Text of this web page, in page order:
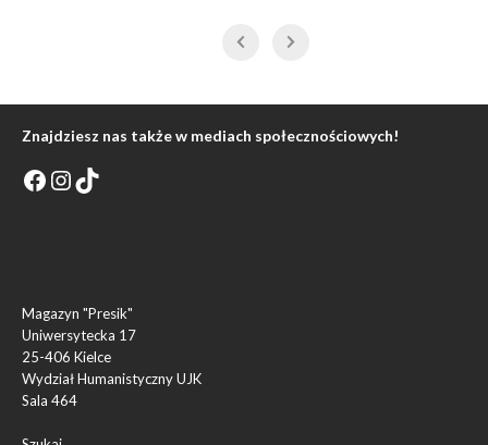
Znajdziesz nas także w mediach społecznościowych!
Magazyn "Presik"
Uniwersytecka 17
25-406 Kielce
Wydział Humanistyczny UJK
Sala 464